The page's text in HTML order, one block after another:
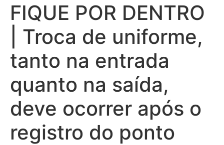
FIQUE POR DENTRO
| Troca de uniforme,
tanto na entrada
quanto na saída,
deve ocorrer após o
registro do ponto